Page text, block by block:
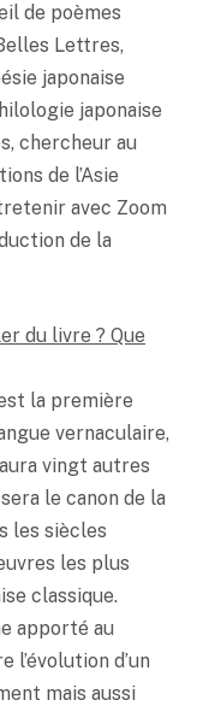
de poèmes
Lettres,
japonaise
japonaise
chercheur au
de l’Asie
avec Zoom
de la
du livre ? Que
la première
vernaculaire,
vingt autres
le canon de la
les siècles
les plus
classique.
apporté au
l’évolution d’un
mais aussi